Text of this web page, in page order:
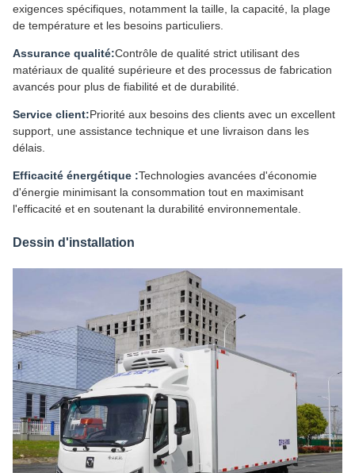
exigences spécifiques, notamment la taille, la capacité, la plage
de température et les besoins particuliers.
Assurance qualité:Contrôle de qualité strict utilisant des
matériaux de qualité supérieure et des processus de fabrication
avancés pour plus de fiabilité et de durabilité.
Service client:Priorité aux besoins des clients avec un excellent
support, une assistance technique et une livraison dans les
délais.
Efficacité énergétique :Technologies avancées d'économie
d'énergie minimisant la consommation tout en maximisant
l'efficacité et en soutenant la durabilité environnementale.
Dessin d'installation